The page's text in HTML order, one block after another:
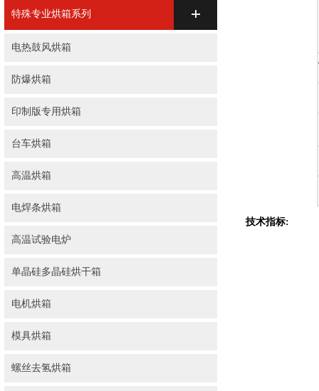
特殊专业烘箱系列
电热鼓风烘箱
防爆烘箱
印制版专用烘箱
台车烘箱
高温烘箱
电焊条烘箱
高温试验电炉
单晶硅多晶硅烘干箱
电机烘箱
模具烘箱
螺丝去氢烘箱
技术指标: